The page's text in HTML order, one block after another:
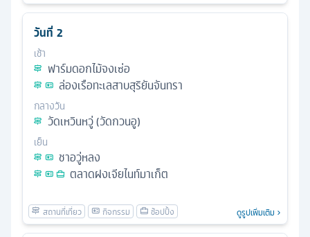
วันที่ 2
เช้า
ฟาร์มดอกไม้จงเซ่อ
ล่องเรือทะเลสาบสุริยันจันทรา
กลางวัน
วัดเหวินหวู่ (วัดกวนอู)
เย็น
ชาอวู่หลง
ตลาดฝงเจียไนท์มาเก็ต
ดูรูปเพิ่มเติม